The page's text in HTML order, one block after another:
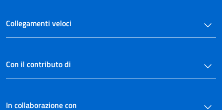
Collegamenti veloci
Con il contributo di
In collaborazione con